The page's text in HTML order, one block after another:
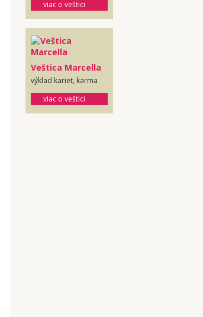
viac o veštici
Veštica Marcella
výklad kariet, karma
viac o veštici